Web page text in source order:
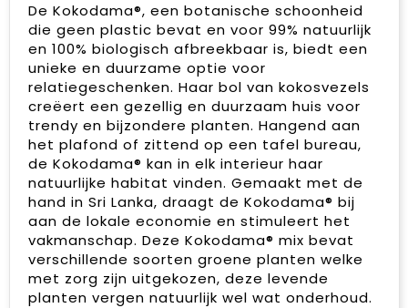
De Kokodama®, een botanische schoonheid
die geen plastic bevat en voor 99% natuurlijk
en 100% biologisch afbreekbaar is, biedt een
unieke en duurzame optie voor
relatiegeschenken. Haar bol van kokosvezels
creëert een gezellig en duurzaam huis voor
trendy en bijzondere planten. Hangend aan
het plafond of zittend op een tafel bureau,
de Kokodama® kan in elk interieur haar
natuurlijke habitat vinden. Gemaakt met de
hand in Sri Lanka, draagt de Kokodama® bij
aan de lokale economie en stimuleert het
vakmanschap. Deze Kokodama® mix bevat
verschillende soorten groene planten welke
met zorg zijn uitgekozen, deze levende
planten vergen natuurlijk wel wat onderhoud.